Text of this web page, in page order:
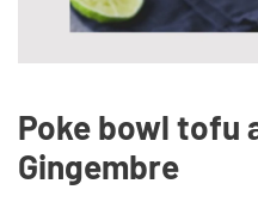
Poke bowl tofu
Gingembre